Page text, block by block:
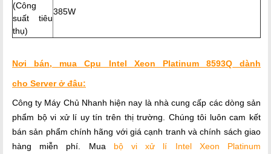
(Công
suất tiêu
thụ)
385W
Nơi bán, mua Cpu Intel Xeon Platinum 8593Q dành
cho Server ở đâu:
Công ty Máy Chủ Nhanh hiện nay là nhà cung cấp các dòng sản
phẩm bộ vi xử lí uy tín trên thị trường. Chúng tôi luôn cam kết
bán sản phẩm chính hãng với giá cạnh tranh và chính sách giao
hàng miễn phí. Mua
bộ vi xử lí Intel Xeon Platinum